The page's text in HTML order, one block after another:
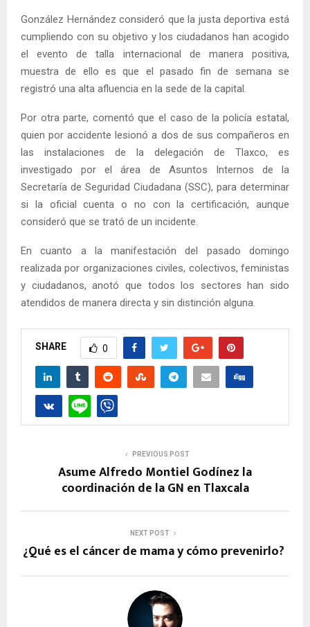
González Hernández consideró que la justa deportiva está
cumpliendo con su objetivo y los ciudadanos han acogido
el evento de talla internacional de manera positiva,
muestra de ello es que el pasado fin de semana se
registró una alta afluencia en la sede de la capital.
Por otra parte, comentó que el caso de la policía estatal,
quien por accidente lesionó a dos de sus compañeros en
las instalaciones de la delegación de Tlaxco, es
investigado por el área de Asuntos Internos de la
Secretaría de Seguridad Ciudadana (SSC), para determinar
si la oficial cuenta o no con la certificación, aunque
consideró que se trató de un incidente.
En cuanto a la manifestación del pasado domingo
realizada por organizaciones civiles, colectivos, feministas
y ciudadanos, anotó que todos los sectores han sido
atendidos de manera directa y sin distinción alguna.
SHARE 0
PREVIOUS POST
Asume Alfredo Montiel Godínez la
coordinación de la GN en Tlaxcala
NEXT POST
¿Qué es el cáncer de mama y cómo prevenirlo?